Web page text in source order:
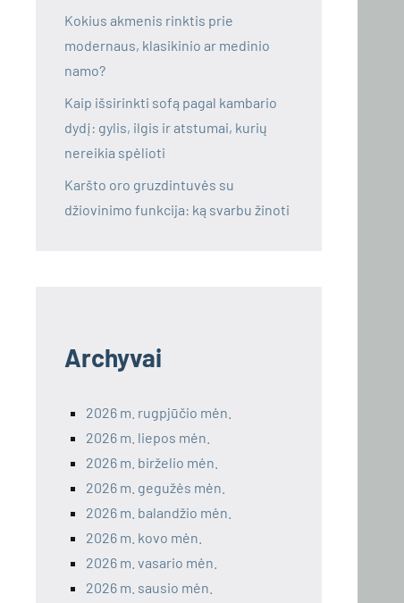
Kokius akmenis rinktis prie
modernaus, klasikinio ar medinio
namo?
Kaip išsirinkti sofą pagal kambario
dydį: gylis, ilgis ir atstumai, kurių
nereikia spėlioti
Karšto oro gruzdintuvės su
džiovinimo funkcija: ką svarbu žinoti
Archyvai
2026 m. rugpjūčio mėn.
2026 m. liepos mėn.
2026 m. birželio mėn.
2026 m. gegužės mėn.
2026 m. balandžio mėn.
2026 m. kovo mėn.
2026 m. vasario mėn.
2026 m. sausio mėn.